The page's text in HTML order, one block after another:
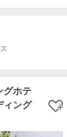
グホテ
ィング